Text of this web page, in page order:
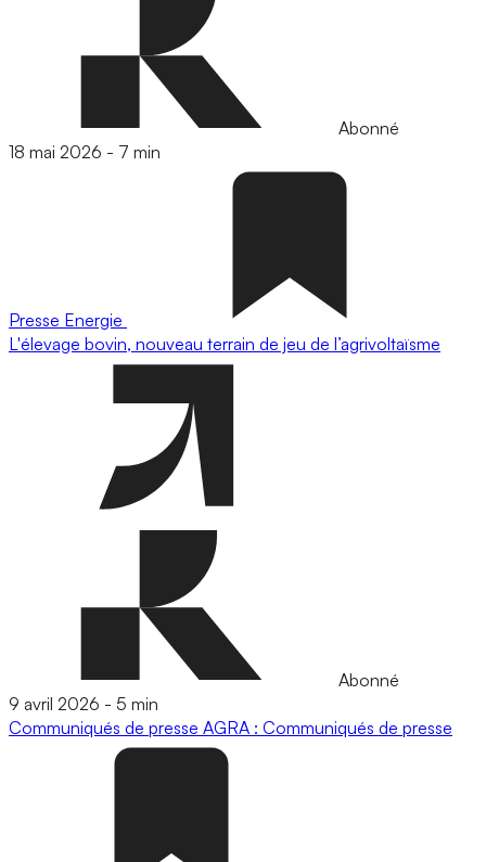
Abonné
18 mai 2026 - 7 min
Presse Energie
L'élevage bovin, nouveau terrain de jeu de l’agrivoltaïsme
Abonné
9 avril 2026 - 5 min
Communiqués de presse AGRA : Communiqués de presse